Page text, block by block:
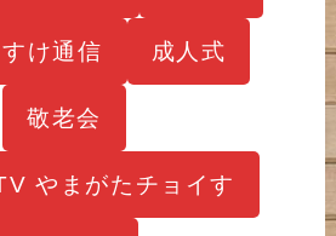
け通信 成人式
敬老会
やまがたチョイす